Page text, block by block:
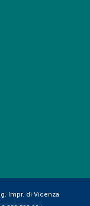
Impr. di Vicenza